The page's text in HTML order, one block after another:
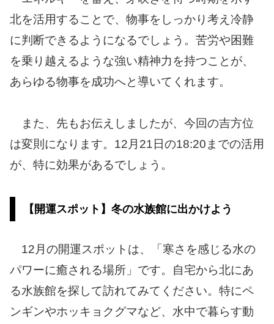
北を活用することで、物事をしっかり考え冷静
に判断できるようになるでしょう。苦労や困難
を乗り越えるような強い精神力を持つことが、
あらゆる物事を成功へと導いてくれます。
また、先もお伝えしましたが、今回の吉方位
は変則になります。12月21日の18:20までの活用
が、特に効果があるでしょう。
【開運スポット】冬の水族館に出かけよう
12月の開運スポットは、「寒さを感じる水の
パワーに癒される場所」です。自宅から北にあ
る水族館を探して訪れてみてください。特にペ
ンギンやホッキョクグマなど、水中で暮らす動